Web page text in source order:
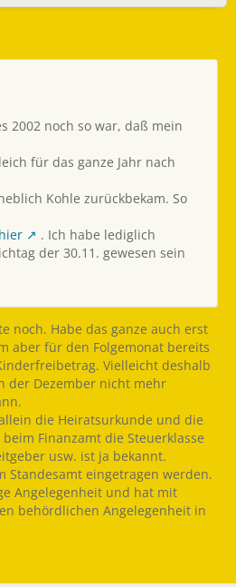
2002 noch so war, daß mein
für das ganze Jahr nach
Kohle zurückbekam. So
. Ich habe lediglich
der 30.11. gewesen sein
noch. Habe das ganze auch erst
aber für den Folgemonat bereits
Vielleicht deshalb
der Dezember nicht mehr
die Heiratsurkunde und die
Finanzamt die Steuerklasse
usw. ist ja bekannt.
Standesamt eingetragen werden.
Angelegenheit und hat mit
behördlichen Angelegenheit in